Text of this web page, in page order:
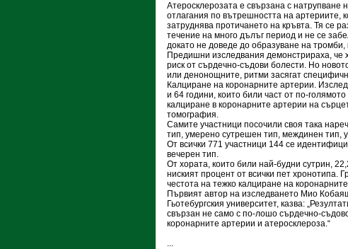
Атеросклерозата е свързана с натрупване
отлагания по вътрешността на артериите,
затруднява протичането на кръвта. Тя се
течение на много дълъг период и не се
докато не доведе до образуване на
Предишни изследвания демонстрираха, че
риск от сърдечно-съдови болести. Но
или денонощните, ритми засягат
Калциране на коронарните артерии.
и 64 години, които били част от по-
калциране в коронарните артерии на
томография.
Самите участници посочили своя така
тип, умерено сутрешен тип, междинен тип,
От всички 771 участници 144 се
вечерен тип.
От хората, които били най-будни сутрин,
ниският процент от всички пет хронотипа.
честота на тежко калциране на
Първият автор на изследването Мио
Гьотебургския университет, казва:
свързан не само с по-лошо сърдечно-
коронарните артерии и атеросклероза.“
...